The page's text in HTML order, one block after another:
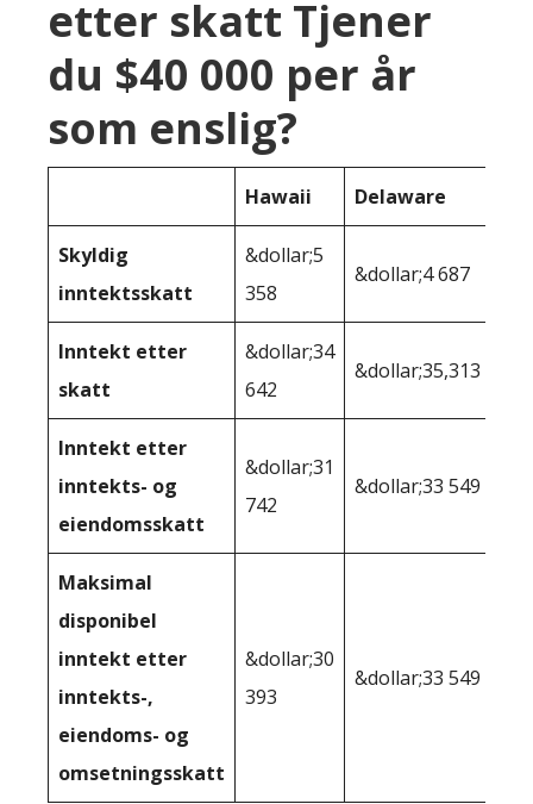
etter skatt Tjener
du $40 000 per år
som enslig?
Hawaii Delaware
Skyldig
inntektsskatt
&dollar;5
358
&dollar;4 687
Inntekt etter
skatt
&dollar;34
642
&dollar;35,313
Inntekt etter
inntekts- og
eiendomsskatt
&dollar;31
742
&dollar;33 549
Maksimal
disponibel
inntekt etter
inntekts-,
eiendoms- og
omsetningsskatt
&dollar;30
393
&dollar;33 549